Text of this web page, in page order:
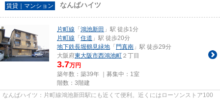
賃貸｜マンション なんばハイツ
片町線 「 鴻池新田 」駅 徒歩1分
片町線 「 住道 」駅 徒歩20分
地下鉄長堀鶴見緑地 「 門真南 」駅 徒歩29分
大阪府東大阪市西鴻池町 ２丁目
3.7万円
築年数：築39年 ｜募集中： 1室
階数：3階建
なんばハイツ：片町線鴻池新田駅にも近くて便利。近くにはローソンストア100